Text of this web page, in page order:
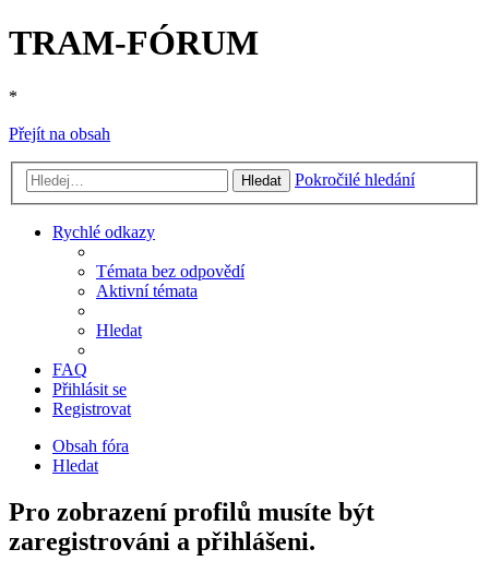
TRAM-FÓRUM
*
Přejít na obsah
Hledat Pokročilé hledání
Rychlé odkazy
Témata bez odpovědí
Aktivní témata
Hledat
FAQ
Přihlásit se
Registrovat
Obsah fóra
Hledat
Pro zobrazení profilů musíte být
zaregistrováni a přihlášeni.